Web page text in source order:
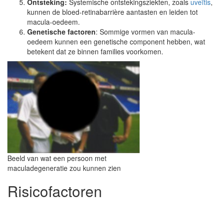
Ontsteking: Systemische ontstekingsziekten, zoals uveïtis,
kunnen de bloed-retinabarrière aantasten en leiden tot
macula-oedeem.
Genetische factoren: Sommige vormen van macula-
oedeem kunnen een genetische component hebben, wat
betekent dat ze binnen families voorkomen.
Beeld van wat een persoon met
maculadegeneratie zou kunnen zien
Risicofactoren